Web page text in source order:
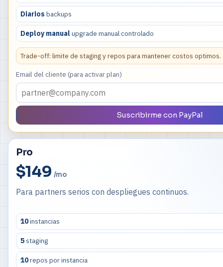
Diarios backups
Deploy manual upgrade manual controlado
Trade-off: limite de staging y repos para mantener costos optimos.
Email del cliente (para activar plan)
Suscribirme con PayPal
Pro
$149 /mo
Para partners serios con despliegues continuos.
10instancias
5staging
10repos por instancia